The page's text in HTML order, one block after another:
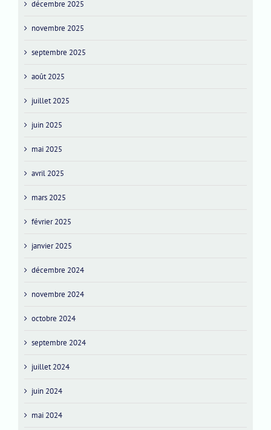
décembre 2025
novembre 2025
septembre 2025
août 2025
juillet 2025
juin 2025
mai 2025
avril 2025
mars 2025
février 2025
janvier 2025
décembre 2024
novembre 2024
octobre 2024
septembre 2024
juillet 2024
juin 2024
mai 2024